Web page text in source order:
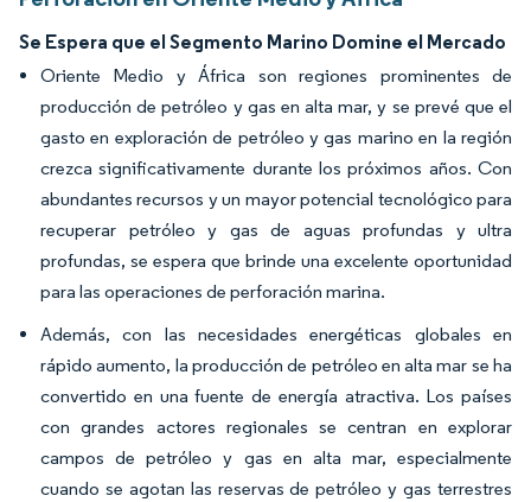
Se Espera que el Segmento Marino Domine el Mercado
Oriente Medio y África son regiones prominentes de
producción de petróleo y gas en alta mar, y se prevé que el
gasto en exploración de petróleo y gas marino en la región
crezca significativamente durante los próximos años. Con
abundantes recursos y un mayor potencial tecnológico para
recuperar petróleo y gas de aguas profundas y ultra
profundas, se espera que brinde una excelente oportunidad
para las operaciones de perforación marina.
Además, con las necesidades energéticas globales en
rápido aumento, la producción de petróleo en alta mar se ha
convertido en una fuente de energía atractiva. Los países
con grandes actores regionales se centran en explorar
campos de petróleo y gas en alta mar, especialmente
cuando se agotan las reservas de petróleo y gas terrestres